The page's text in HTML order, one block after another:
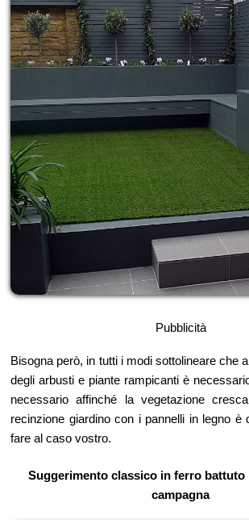
Pubblicità
Bisogna però, in tutti i modi sottolineare che
degli arbusti e piante rampicanti è
necessario affinché la vegetazione
recinzione giardino con i pannelli in legno è
fare al caso vostro.
Suggerimento classico in ferro battuto
campagna